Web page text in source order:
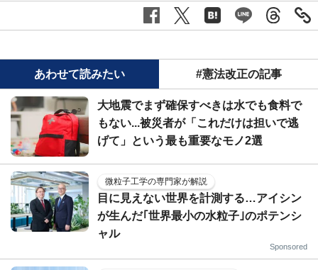
あわせて読みたい #憲法改正の記事
大地震でまず確保すべきは水でも食料で
もない...被災者が「これだけは担いで逃
げて」という最も重要なモノ2選
微粒子工学の専門家が解説
目に見えない世界を計測する…アイシン
が生んだ｢世界最小の水粒子｣のポテンシ
ャル
Sponsored